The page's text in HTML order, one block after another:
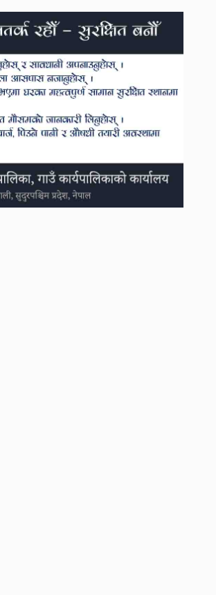
अनशनरत डा.
केसी सेती प्रादेशिक
अस्पताल भर्ना,